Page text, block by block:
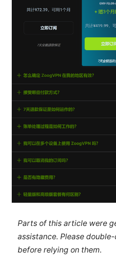
Parts of this article were
assistance. Please
before relying on them.